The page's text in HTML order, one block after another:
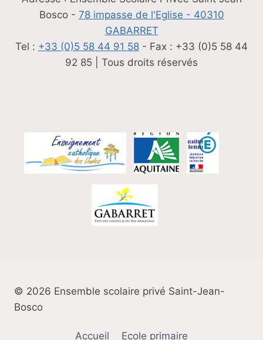
Bosco - 78 impasse de l'Eglise - 40310
GABARRET
Tel : +33 (0)5 58 44 91 58 - Fax : +33 (0)5 58 44
92 85 | Tous droits réservés
© 2026 Ensemble scolaire privé Saint-Jean-
Bosco
Accueil Ecole primaire